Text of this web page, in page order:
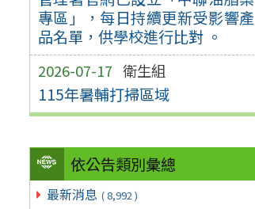
專區」，每日持續更新受影響產
品名單，供學校進行比對 。
2026-07-17 衛生組
115年暑輔打掃區域
依公告類別彙總
最新消息 ( 8,992 )